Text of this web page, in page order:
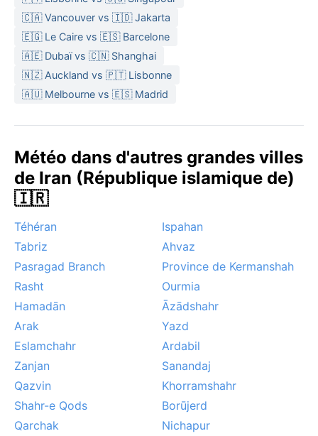
🇨🇦 Vancouver vs 🇮🇩 Jakarta
🇪🇬 Le Caire vs 🇪🇸 Barcelone
🇦🇪 Dubaï vs 🇨🇳 Shanghai
🇳🇿 Auckland vs 🇵🇹 Lisbonne
🇦🇺 Melbourne vs 🇪🇸 Madrid
Météo dans d'autres grandes villes
de Iran (République islamique de)
🇮🇷
Téhéran
Ispahan
Tabriz
Ahvaz
Pasragad Branch
Province de Kermanshah
Rasht
Ourmia
Hamadān
Āzādshahr
Arak
Yazd
Eslamchahr
Ardabil
Zanjan
Sanandaj
Qazvin
Khorramshahr
Shahr-e Qods
Borūjerd
Qarchak
Nichapur